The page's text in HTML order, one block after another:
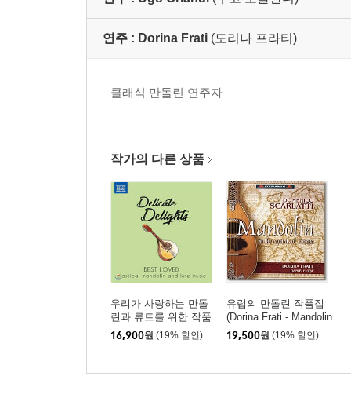
연주 : Dorina Frati (도리나 프라티)
클래식 만돌린 연주자
작가의 다른 상품
우리가 사랑하는 만돌
린과 류트를 위한 작품
들 (Delicate Delights -
Best Loved classical
16,900원 (19% 할인)
유럽의 만돌린 작품집
(Dorina Frati - Mandolin
in the capitals of Europ
e)
19,500원 (19% 할인)